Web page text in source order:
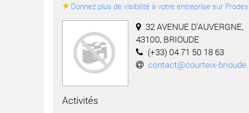
Donnez plus de visibilité à votre entreprise sur
32 AVENUE D'AUVERGNE,
43100, BRIOUDE
(+33) 04 71 50 18 63
contact@courteix-
Activités